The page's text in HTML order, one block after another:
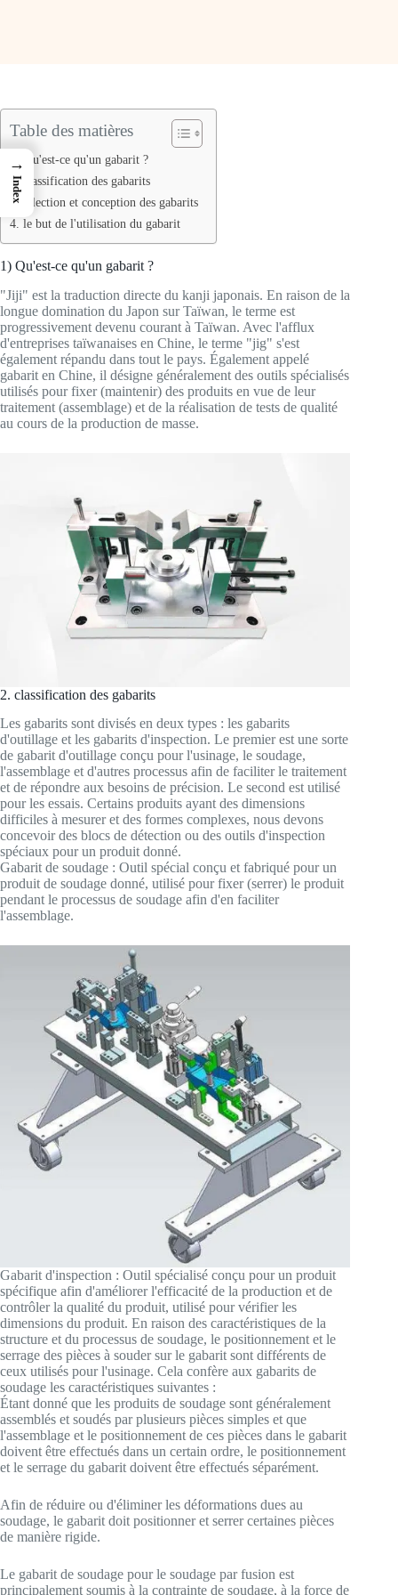
Table des matières
1) Qu'est-ce qu'un gabarit ?
2. classification des gabarits
3.Sélection et conception des gabarits
4. le but de l'utilisation du gabarit
1) Qu'est-ce qu'un gabarit ?
"Jiji" est la traduction directe du kanji japonais. En raison de la
longue domination du Japon sur Taïwan, le terme est
progressivement devenu courant à Taïwan. Avec l'afflux
d'entreprises taïwanaises en Chine, le terme "jig" s'est
également répandu dans tout le pays. Également appelé
gabarit en Chine, il désigne généralement des outils spécialisés
utilisés pour fixer (maintenir) des produits en vue de leur
traitement (assemblage) et de la réalisation de tests de qualité
au cours de la production de masse.
2. classification des gabarits
Les gabarits sont divisés en deux types : les gabarits
d'outillage et les gabarits d'inspection. Le premier est une sorte
de gabarit d'outillage conçu pour l'usinage, le soudage,
l'assemblage et d'autres processus afin de faciliter le traitement
et de répondre aux besoins de précision. Le second est utilisé
pour les essais. Certains produits ayant des dimensions
difficiles à mesurer et des formes complexes, nous devons
concevoir des blocs de détection ou des outils d'inspection
spéciaux pour un produit donné.
Gabarit de soudage : Outil spécial conçu et fabriqué pour un
produit de soudage donné, utilisé pour fixer (serrer) le produit
pendant le processus de soudage afin d'en faciliter
l'assemblage.
Gabarit d'inspection : Outil spécialisé conçu pour un produit
spécifique afin d'améliorer l'efficacité de la production et de
contrôler la qualité du produit, utilisé pour vérifier les
dimensions du produit. En raison des caractéristiques de la
structure et du processus de soudage, le positionnement et le
serrage des pièces à souder sur le gabarit sont différents de
ceux utilisés pour l'usinage. Cela confère aux gabarits de
soudage les caractéristiques suivantes :
Étant donné que les produits de soudage sont généralement
assemblés et soudés par plusieurs pièces simples et que
l'assemblage et le positionnement de ces pièces dans le gabarit
doivent être effectués dans un certain ordre, le positionnement
et le serrage du gabarit doivent être effectués séparément.
Afin de réduire ou d'éliminer les déformations dues au
soudage, le gabarit doit positionner et serrer certaines pièces
de manière rigide.
Le gabarit de soudage pour le soudage par fusion est
principalement soumis à la contrainte de soudage, à la force de
→
Index